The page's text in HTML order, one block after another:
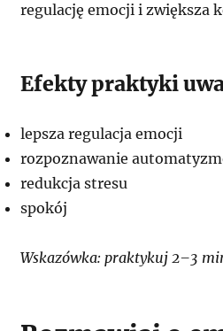
regulację emocji i zwiększa
Efekty praktyki
lepsza regulacja emocji
rozpoznawanie
redukcja stresu
spokój
Wskazówka: praktykuj 2–3